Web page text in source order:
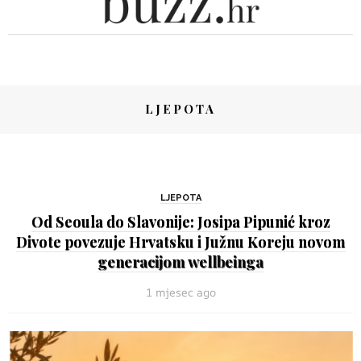
LJEPOTA
LJEPOTA
Od Seoula do Slavonije: Josipa Pipunić kroz
Divote povezuje Hrvatsku i Južnu Koreju novom
generacijom wellbeinga
1 mjesec ago